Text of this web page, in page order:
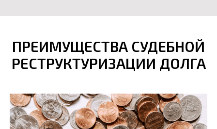
ПРЕИМУЩЕСТВА СУДЕБНОЙ
РЕСТРУКТУРИЗАЦИИ ДОЛГА